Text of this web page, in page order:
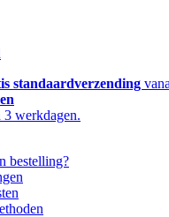
standaardverzending
werkdagen.
bestelling?